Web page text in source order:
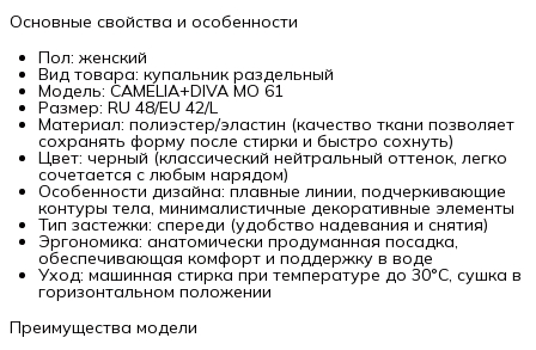
Основные свойства и особенности
Пол: женский
Вид товара: купальник раздельный
Модель: CAMELIA+DIVA MO 61
Размер: RU 48/EU 42/L
Материал: полиэстер/эластин (качество ткани позволяет
сохранять форму после стирки и быстро сохнуть)
Цвет: черный (классический нейтральный оттенок, легко
сочетается с любым нарядом)
Особенности дизайна: плавные линии, подчеркивающие
контуры тела, минималистичные декоративные элементы
Тип застежки: спереди (удобство надевания и снятия)
Эргономика: анатомически продуманная посадка,
обеспечивающая комфорт и поддержку в воде
Уход: машинная стирка при температуре до 30°C, сушка в
горизонтальном положении
Преимущества модели